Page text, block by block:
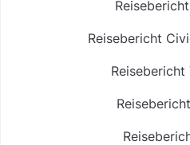
Reisebericht